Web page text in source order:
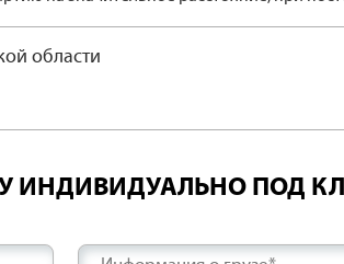
области
ИНДИВИДУАЛЬНО ПОД